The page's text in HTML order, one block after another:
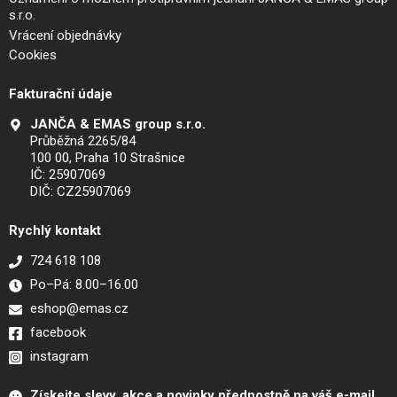
s.r.o.
Vrácení objednávky
Cookies
Fakturační údaje
JANČA & EMAS group s.r.o.
Průběžná 2265/84
100 00, Praha 10 Strašnice
IČ: 25907069
DIČ: CZ25907069
Rychlý kontakt
724 618 108
Po–Pá: 8.00–16.00
eshop@emas.cz
facebook
instagram